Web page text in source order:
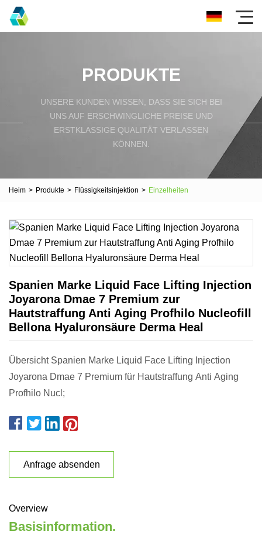
PRODUKTE
UNSERE KUNDEN WISSEN, DASS SIE SICH BEI
UNS AUF ERSCHWINGLICHE PREISE UND
ERSTKLASSIGE QUALITÄT VERLASSEN
KÖNNEN.
Heim > Produkte > Flüssigkeitsinjektion > Einzelheiten
Spanien Marke Liquid Face Lifting Injection
Joyarona Dmae 7 Premium zur
Hautstraffung Anti Aging Profhilo Nucleofill
Bellona Hyaluronsäure Derma Heal
Übersicht Spanien Marke Liquid Face Lifting Injection
Joyarona Dmae 7 Premium für Hautstraffung Anti Aging
Profhilo Nucl;
Anfrage absenden
Overview
Basisinformation.